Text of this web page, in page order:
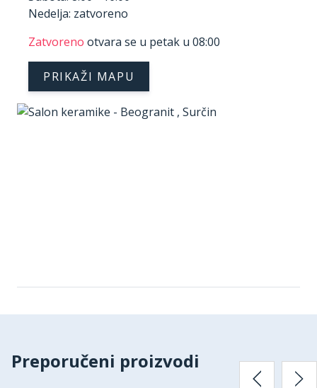
Nedelja: zatvoreno
Zatvoreno otvara se u petak u 08:00
PRIKAŽI MAPU
Preporučeni proizvodi